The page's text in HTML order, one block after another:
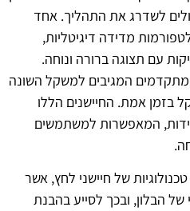
לשדרג את התהליך. אחד
מדידה דיגיטליות,
עם תצוגה ברורה ונוחה.
מתקדמים המגיבים למשקל השונה
בזמן אמת. החיישנים הללו
המאפשרות למשתמשים
של חיישני לחץ, אשר
הבלון, ובכך לסייע בהבנת